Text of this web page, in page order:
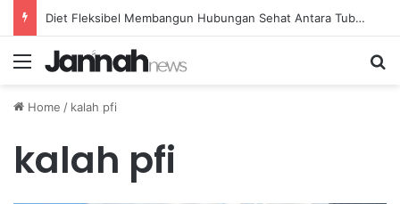
Diet Fleksibel Membangun Hubungan Sehat Antara Tubuh dan Makanan Sehari-hari
Menu
Home / kalah pfi
kalah pfi